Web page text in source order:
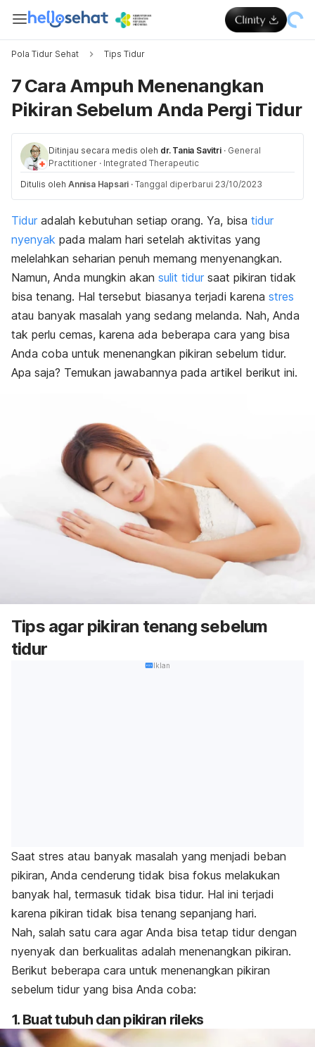
Pola Tidur Sehat Tips Tidur
7 Cara Ampuh Menenangkan
Pikiran Sebelum Anda Pergi Tidur
Ditinjau secara medis oleh dr. Tania Savitri · General
Practitioner · Integrated Therapeutic
Ditulis oleh Annisa Hapsari · Tanggal diperbarui 23/10/2023
Tidur adalah kebutuhan setiap orang. Ya, bisa tidur
nyenyak pada malam hari setelah aktivitas yang
melelahkan seharian penuh memang menyenangkan.
Namun, Anda mungkin akan sulit tidur saat pikiran tidak
bisa tenang. Hal tersebut biasanya terjadi karena stres
atau banyak masalah yang sedang melanda. Nah, Anda
tak perlu cemas, karena ada beberapa cara yang bisa
Anda coba untuk menenangkan pikiran sebelum tidur.
Apa saja? Temukan jawabannya pada artikel berikut ini.
Tips agar pikiran tenang sebelum
tidur
Iklan
Saat stres atau banyak masalah yang menjadi beban
pikiran, Anda cenderung tidak bisa fokus melakukan
banyak hal, termasuk tidak bisa tidur. Hal ini terjadi
karena pikiran tidak bisa tenang sepanjang hari.
Nah, salah satu cara agar Anda bisa tetap tidur dengan
nyenyak dan berkualitas adalah menenangkan pikiran.
Berikut beberapa cara untuk menenangkan pikiran
sebelum tidur yang bisa Anda coba:
1. Buat tubuh dan pikiran rileks